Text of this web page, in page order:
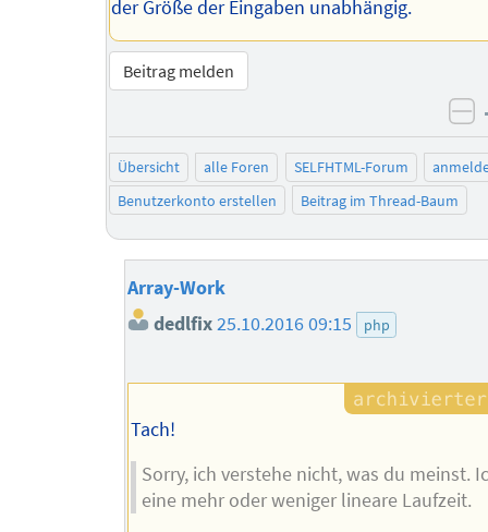
der Größe der Eingaben unabhängig.
Beitrag melden
Übersicht alle Foren SELFHTML-Forum
Benutzerkonto erstellen
Beitrag im Thread-Baum
Array-Work
dedlfix25.10.2016 09:15 php
Tach!
Sorry, ich verstehe nicht, was du meinst.
eine mehr oder weniger lineare Laufzeit.